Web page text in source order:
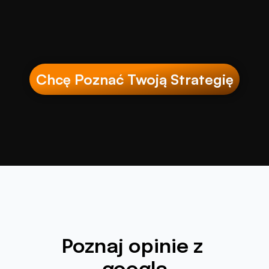
Chcę Poznać Twoją Strategię
Poznaj opinie z